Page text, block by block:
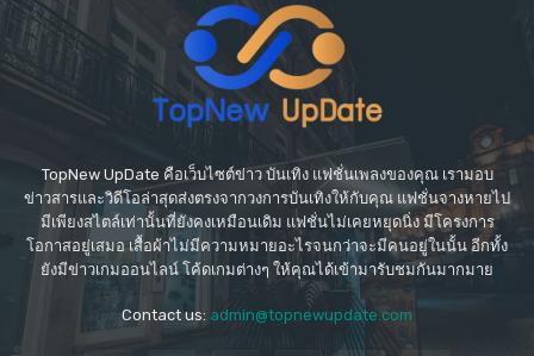
TopNew UpDate คือเว็บไซต์ข่าว บันเทิง แฟชั่นเพลงของคุณ เรามอบ
ข่าวสารและวิดีโอล่าสุดส่งตรงจากวงการบันเทิงให้กับคุณ แฟชั่นจางหายไป
มีเพียงสไตล์เท่านั้นที่ยังคงเหมือนเดิม แฟชั่นไม่เคยหยุดนิ่ง มีโครงการ
โอกาสอยู่เสมอ เสื้อผ้าไม่มีความหมายอะไรจนกว่าจะมีคนอยู่ในนั้น อีกทั้ง
ยังมีข่าวเกมออนไลน์ โค้ดเกมต่างๆ ให้คุณได้เข้ามารับชมกันมากมาย
Contact us: admin@topnewupdate.com